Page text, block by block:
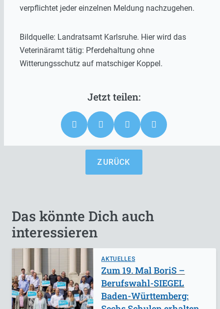
verpflichtet jeder einzelnen Meldung nachzugehen.
Bildquelle: Landratsamt Karlsruhe. Hier wird das
Veterinäramt tätig: Pferdehaltung ohne
Witterungsschutz auf matschiger Koppel.
ZURÜCK
Das könnte Dich auch
interessieren
AKTUELLES
Zum 19. Mal BoriS –
Berufswahl-SIEGEL
Baden-Württemberg: